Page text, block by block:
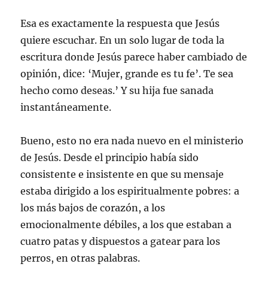
Esa es exactamente la respuesta que Jesús
quiere escuchar. En un solo lugar de toda la
escritura donde Jesús parece haber cambiado de
opinión, dice: ‘Mujer, grande es tu fe’. Te sea
hecho como deseas.’ Y su hija fue sanada
instantáneamente.
Bueno, esto no era nada nuevo en el ministerio
de Jesús. Desde el principio había sido
consistente e insistente en que su mensaje
estaba dirigido a los espiritualmente pobres: a
los más bajos de corazón, a los
emocionalmente débiles, a los que estaban a
cuatro patas y dispuestos a gatear para los
perros, en otras palabras.